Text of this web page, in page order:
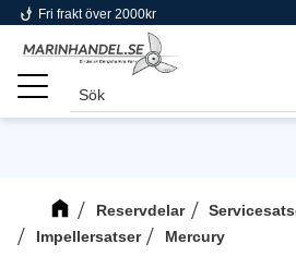
Meny
phishing Fri frakt över 2000kr
Reservdelar
Impellersatser
Mercury